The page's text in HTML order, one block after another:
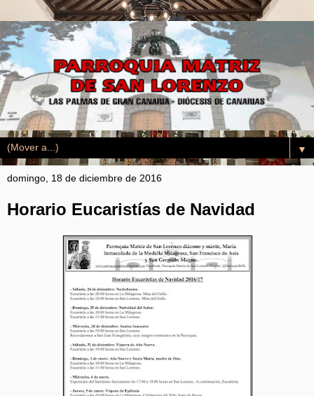
▼
domingo, 18 de diciembre de 2016
Horario Eucaristías de Navidad